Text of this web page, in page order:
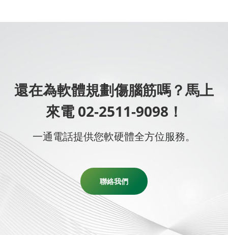
還在為軟體規劃傷腦筋嗎？馬上
來電 02-2511-9098！
一通電話提供您軟硬體全方位服務。
聯絡我們